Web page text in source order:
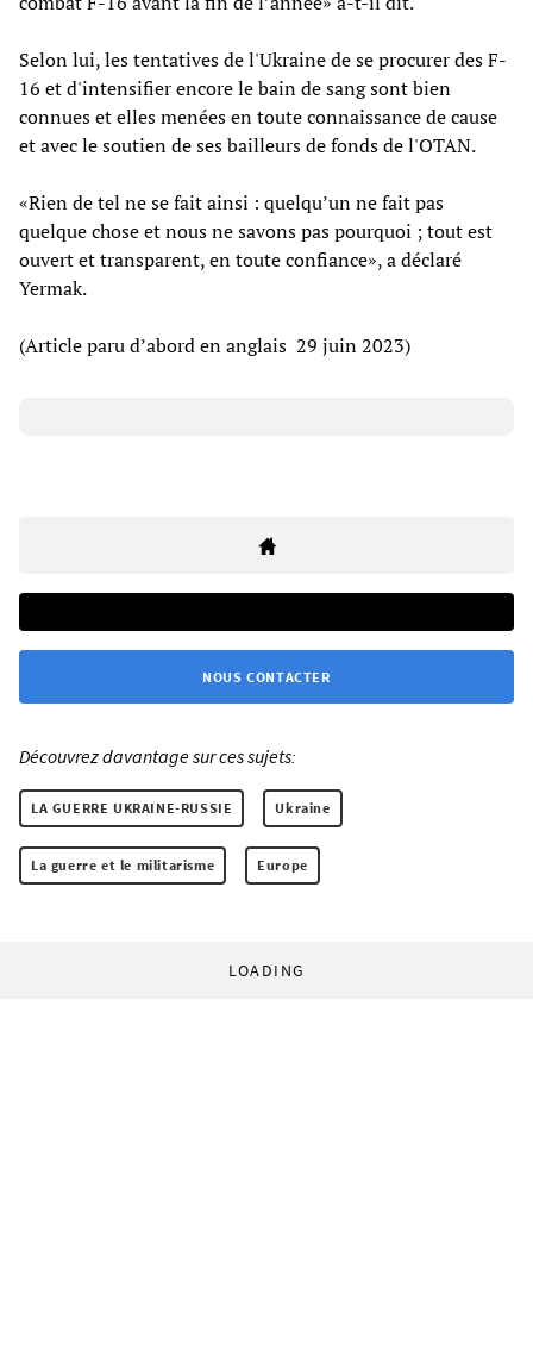
Selon lui, les tentatives de l'Ukraine de se procurer des F-
16 et d'intensifier encore le bain de sang sont bien
connues et elles menées en toute connaissance de cause
et avec le soutien de ses bailleurs de fonds de l'OTAN.
«Rien de tel ne se fait ainsi : quelqu’un ne fait pas
quelque chose et nous ne savons pas pourquoi ; tout est
ouvert et transparent, en toute confiance», a déclaré
Yermak.
(Article paru d’abord en anglais 29 juin 2023)
NOUS CONTACTER
Découvrez davantage sur ces sujets:
LA GUERRE UKRAINE-RUSSIE Ukraine
La guerre et le militarisme Europe
LOADING